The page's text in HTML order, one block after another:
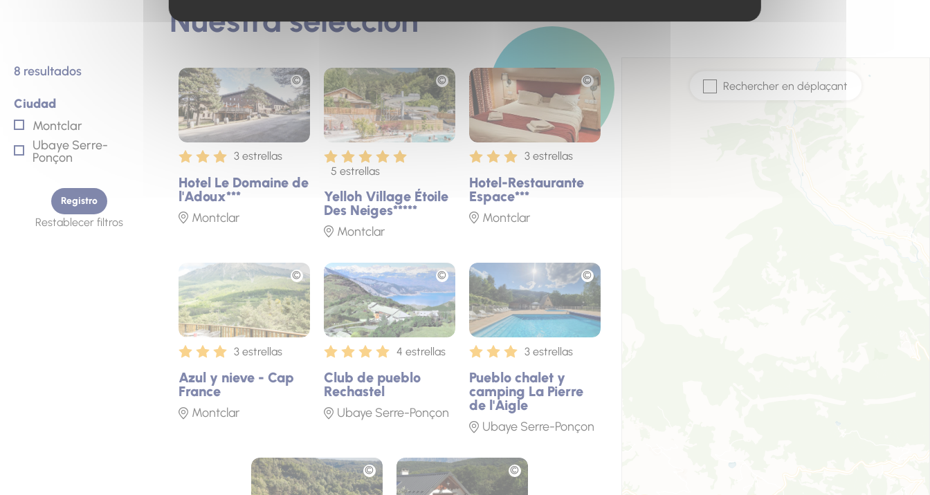
Nuestra seleccion
8 resultados
Ciudad
CiudadMontclar
Ubaye Serre-
Ponçon
Registro
Restablecer filtros
Hotel Le Domaine de
l'Adoux***
3 estrellas
Montclar
Fototeca
Yelloh Village Étoile
Des Neiges*****
5 estrellas
Montclar
Fototeca
Hotel-Restaurante
Espace***
3 estrellas
Montclar
Fototeca
Azul y nieve - Cap
France
3 estrellas
Montclar
Fototeca
Club de pueblo
Rechastel
4 estrellas
Ubaye Serre-Ponçon
Fototeca
Pueblo chalet y
camping La Pierre
de l'Aigle
3 estrellas
Ubaye Serre-Ponçon
Fototeca
Fototeca Fototeca